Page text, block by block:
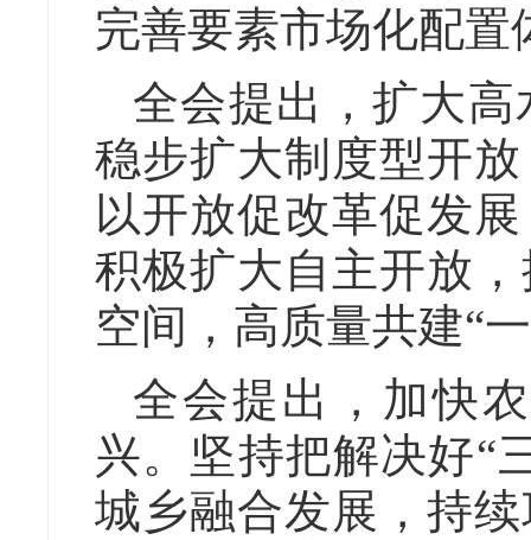
完善要素市场化配
全会提出，扩大
稳步扩大制度型开
以开放促改革促发
积极扩大自主开放
空间，高质量共建“
全会提出，加快
兴。坚持把解决好“
城乡融合发展，持